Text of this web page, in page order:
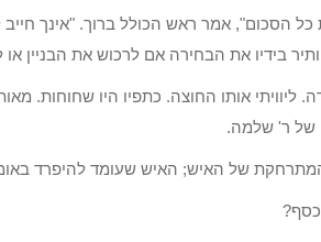
כל הסכום", אמר ראש הכולל ברוך. "אינך
בידיו את הבחירה אם לרכוש את הבניין
ליוויתי אותו החוצה. כתפיו היו שחוחות.
של ר' שלמה.
של האיש; האיש שעומד להיפרד